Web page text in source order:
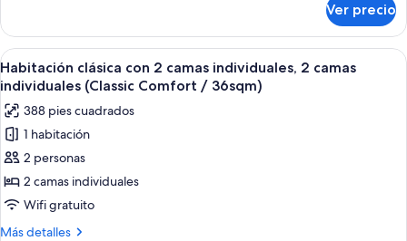
Room
26sqm)
clásica
(Comfort
Queen
Room
26sqm)
Ver precio
Abrir
todas
las
fotos
de
Habitación
clásica
con
2
Habitación de hotel con dos camas,
6
Habitación clásica con 2 camas individuales, 2 camas
individuales (Classic Comfort / 36sqm)
388 pies cuadrados
1 habitación
2 personas
2 camas individuales
Wifi gratuito
Más detalles
Más